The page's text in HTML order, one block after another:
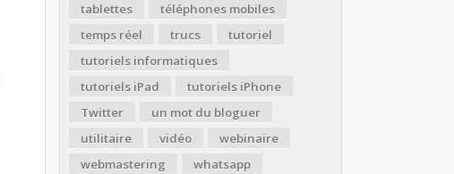
tablettes
téléphones mobiles
temps réel
trucs
tutoriel
tutoriels informatiques
tutoriels iPad
tutoriels iPhone
Twitter
un mot du bloguer
utilitaire
vidéo
webinaire
webmastering
whatsapp